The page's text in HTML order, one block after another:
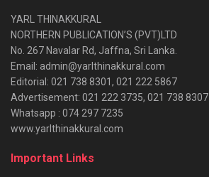
YARL THINAKKURAL
NORTHERN PUBLICATION’S (PVT)LTD
No. 267 Navalar Rd, Jaffna, Sri Lanka.
Email: admin@yarlthinakkural.com
Editorial: 021 738 8301, 021 222 5867
Advertisement: 021 222 3735, 021 738 8307
Whatsapp : 074 297 7235
www.yarlthinakkural.com
Important Links